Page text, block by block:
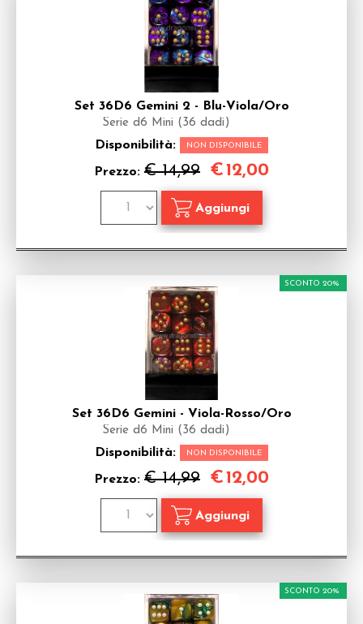
Set 36D6 Gemini 2 - Blu-Viola/Oro
Serie d6 Mini (36 dadi)
Disponibilità: NON DISPONIBILE
Prezzo: € 14,99 €12,00
Set 36D6 Gemini - Viola-Rosso/Oro
Serie d6 Mini (36 dadi)
Disponibilità: NON DISPONIBILE
Prezzo: € 14,99
SCONTO 20%
€12,00
SCONTO 20%